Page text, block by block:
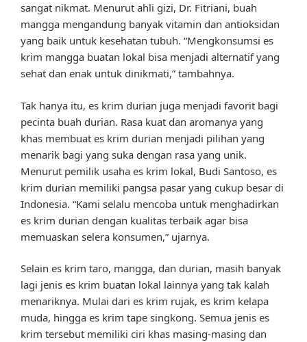
sangat nikmat. Menurut ahli gizi, Dr. Fitriani, buah
mangga mengandung banyak vitamin dan antioksidan
yang baik untuk kesehatan tubuh. “Mengkonsumsi es
krim mangga buatan lokal bisa menjadi alternatif yang
sehat dan enak untuk dinikmati,” tambahnya.
Tak hanya itu, es krim durian juga menjadi favorit bagi
pecinta buah durian. Rasa kuat dan aromanya yang
khas membuat es krim durian menjadi pilihan yang
menarik bagi yang suka dengan rasa yang unik.
Menurut pemilik usaha es krim lokal, Budi Santoso, es
krim durian memiliki pangsa pasar yang cukup besar di
Indonesia. “Kami selalu mencoba untuk menghadirkan
es krim durian dengan kualitas terbaik agar bisa
memuaskan selera konsumen,” ujarnya.
Selain es krim taro, mangga, dan durian, masih banyak
lagi jenis es krim buatan lokal lainnya yang tak kalah
menariknya. Mulai dari es krim rujak, es krim kelapa
muda, hingga es krim tape singkong. Semua jenis es
krim tersebut memiliki ciri khas masing-masing dan